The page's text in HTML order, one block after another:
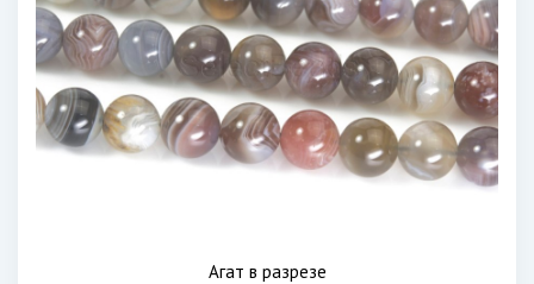
Агат в разрезе